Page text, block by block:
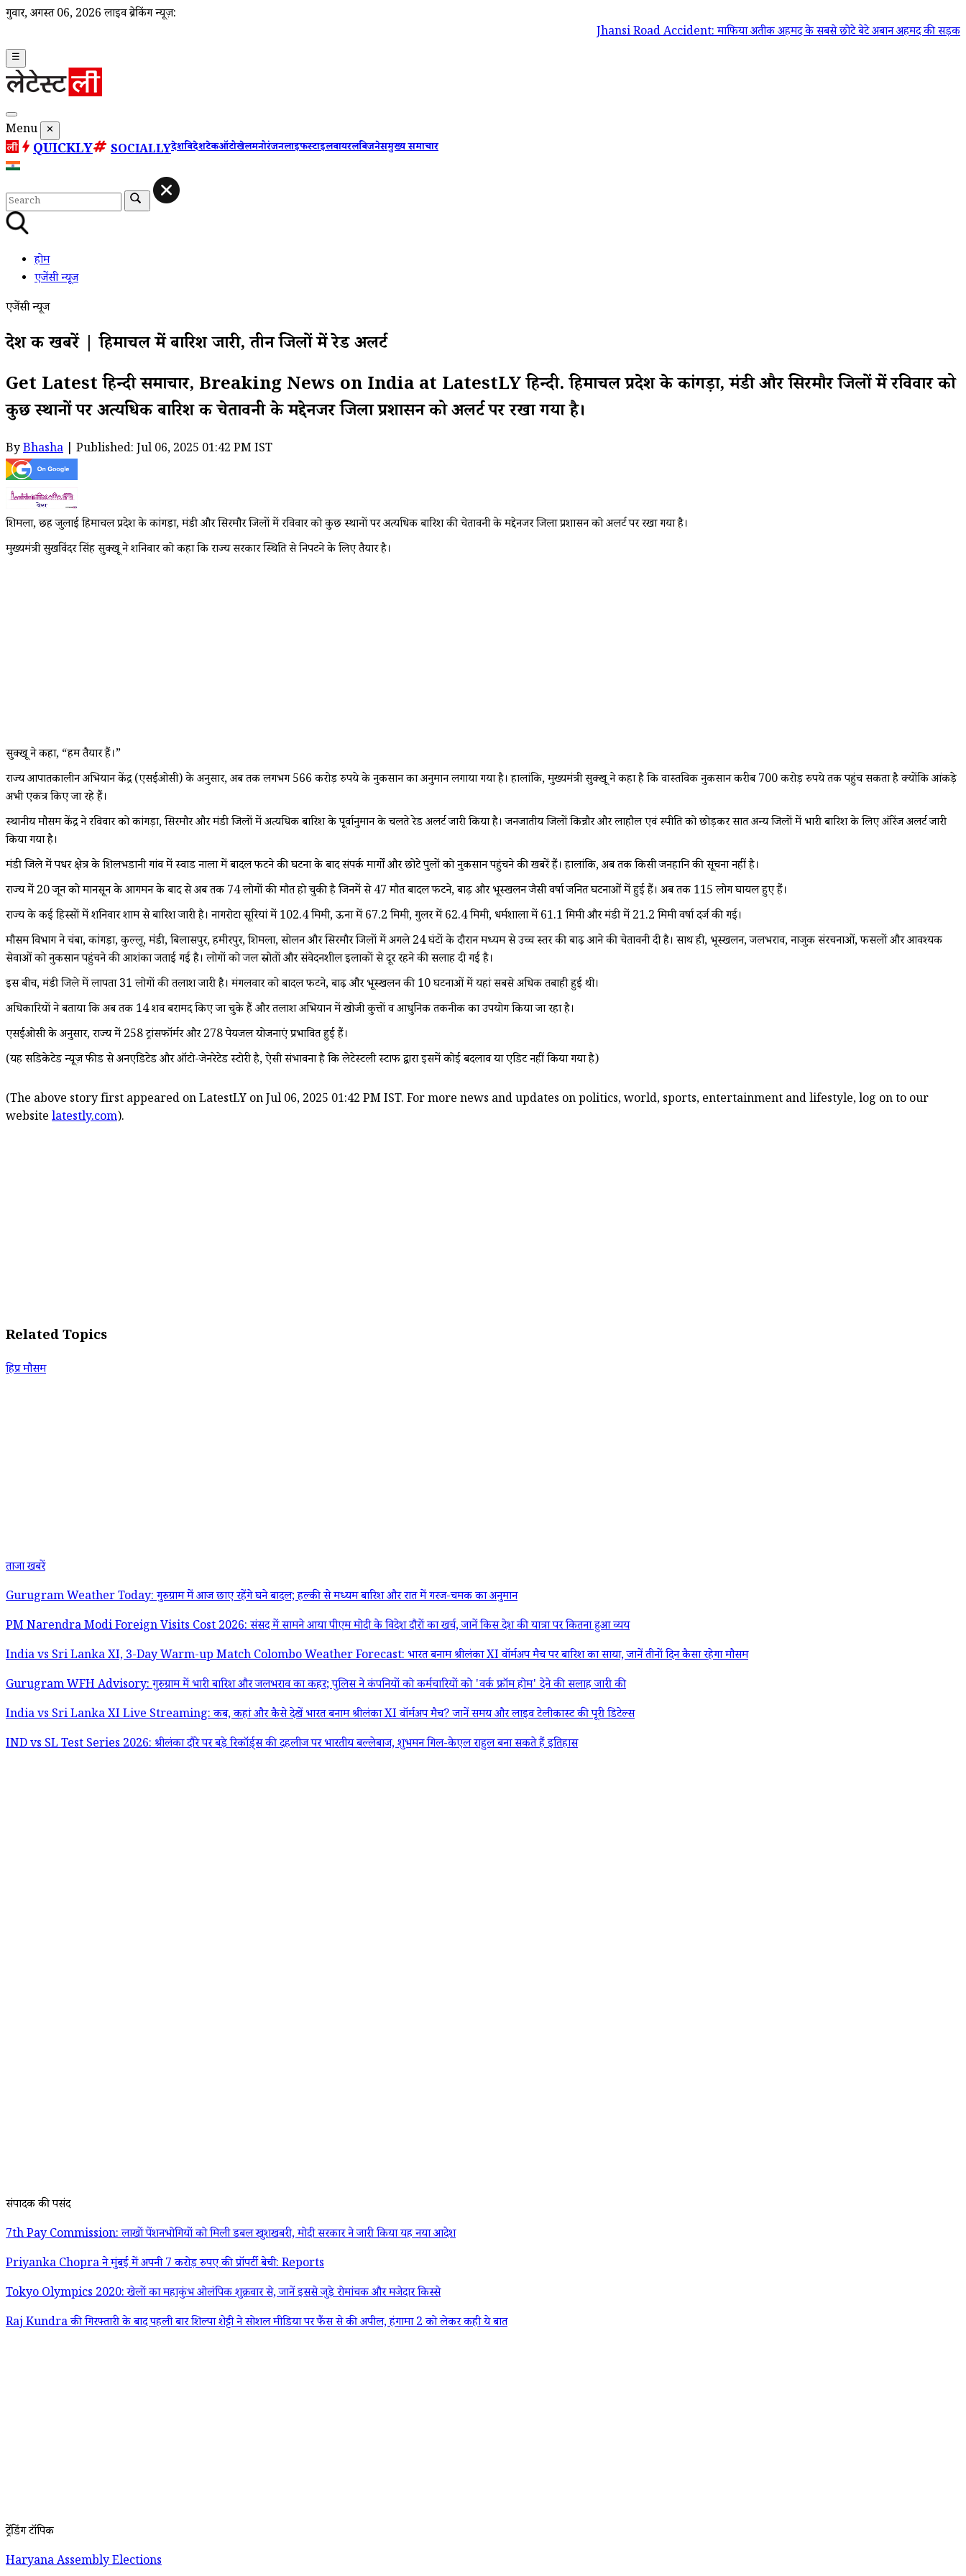
गुरूवार, अगस्त 06, 2026 लाइव ब्रेकिंग न्यूज़:
Jhansi Road Accident: माफिया अतीक अहमद के सबसे छोटे बेटे अबान अहमद की सड़क हादसे में
☰
Menu ✕
QUICKLY SOCIALLYदेशविदेशटेकऑटोखेलमनोरंजनलाइफस्टाइलवायरलबिजनेसमुख्य समाचार
होम
एजेंसी न्यूज
एजेंसी न्यूज
देश की खबरें | हिमाचल में बारिश जारी, तीन जिलों में रेड अलर्ट
Get Latest हिन्दी समाचार, Breaking News on India at LatestLY हिन्दी. हिमाचल प्रदेश के कांगड़ा, मंडी और सिरमौर जिलों में रविवार को
कुछ स्थानों पर अत्यधिक बारिश की चेतावनी के मद्देनजर जिला प्रशासन को अलर्ट पर रखा गया है।
ByBhasha | Published: Jul 06, 2025 01:42 PM IST
शिमला, छह जुलाई हिमाचल प्रदेश के कांगड़ा, मंडी और सिरमौर जिलों में रविवार को कुछ स्थानों पर अत्यधिक बारिश की चेतावनी के मद्देनजर जिला प्रशासन को अलर्ट पर रखा गया है।
मुख्यमंत्री सुखविंदर सिंह सुक्खू ने शनिवार को कहा कि राज्य सरकार स्थिति से निपटने के लिए तैयार है।
सुक्खू ने कहा, “हम तैयार हैं।”
राज्य आपातकालीन अभियान केंद्र (एसईओसी) के अनुसार, अब तक लगभग 566 करोड़ रुपये के नुकसान का अनुमान लगाया गया है। हालांकि, मुख्यमंत्री सुक्खू ने कहा है कि वास्तविक नुकसान करीब 700 करोड़ रुपये तक पहुंच सकता है क्योंकि आंकड़े
अभी एकत्र किए जा रहे हैं।
स्थानीय मौसम केंद्र ने रविवार को कांगड़ा, सिरमौर और मंडी जिलों में अत्यधिक बारिश के पूर्वानुमान के चलते रेड अलर्ट जारी किया है। जनजातीय जिलों किन्नौर और लाहौल एवं स्पीति को छोड़कर सात अन्य जिलों में भारी बारिश के लिए ऑरेंज अलर्ट जारी
किया गया है।
मंडी जिले में पधर क्षेत्र के शिलभडानी गांव में स्वाड नाला में बादल फटने की घटना के बाद संपर्क मार्गों और छोटे पुलों को नुकसान पहुंचने की खबरें हैं। हालांकि, अब तक किसी जनहानि की सूचना नहीं है।
राज्य में 20 जून को मानसून के आगमन के बाद से अब तक 74 लोगों की मौत हो चुकी है जिनमें से 47 मौत बादल फटने, बाढ़ और भूस्खलन जैसी वर्षा जनित घटनाओं में हुई हैं। अब तक 115 लोग घायल हुए हैं।
राज्य के कई हिस्सों में शनिवार शाम से बारिश जारी है। नागरोटा सूरियां में 102.4 मिमी, ऊना में 67.2 मिमी, गुलर में 62.4 मिमी, धर्मशाला में 61.1 मिमी और मंडी में 21.2 मिमी वर्षा दर्ज की गई।
मौसम विभाग ने चंबा, कांगड़ा, कुल्लू, मंडी, बिलासपुर, हमीरपुर, शिमला, सोलन और सिरमौर जिलों में अगले 24 घंटों के दौरान मध्यम से उच्च स्तर की बाढ़ आने की चेतावनी दी है। साथ ही, भूस्खलन, जलभराव, नाजुक संरचनाओं, फसलों और आवश्यक
सेवाओं को नुकसान पहुंचने की आशंका जताई गई है। लोगों को जल स्रोतों और संवेदनशील इलाकों से दूर रहने की सलाह दी गई है।
इस बीच, मंडी जिले में लापता 31 लोगों की तलाश जारी है। मंगलवार को बादल फटने, बाढ़ और भूस्खलन की 10 घटनाओं में यहां सबसे अधिक तबाही हुई थी।
अधिकारियों ने बताया कि अब तक 14 शव बरामद किए जा चुके हैं और तलाश अभियान में खोजी कुत्तों व आधुनिक तकनीक का उपयोग किया जा रहा है।
एसईओसी के अनुसार, राज्य में 258 ट्रांसफॉर्मर और 278 पेयजल योजनाएं प्रभावित हुई हैं।
(यह सिंडिकेटेड न्यूज़ फीड से अनएडिटेड और ऑटो-जेनरेटेड स्टोरी है, ऐसी संभावना है कि लेटेस्टली स्टाफ द्वारा इसमें कोई बदलाव या एडिट नहीं किया गया है)
(The above story first appeared on LatestLY on Jul 06, 2025 01:42 PM IST. For more news and updates on politics, world, sports, entertainment and lifestyle, log on to our
website latestly.com).
Related Topics
हिप्र मौसम
ताजा खबरें
Gurugram Weather Today: गुरुग्राम में आज छाए रहेंगे घने बादल; हल्की से मध्यम बारिश और रात में गरज-चमक का अनुमान
PM Narendra Modi Foreign Visits Cost 2026: संसद में सामने आया पीएम मोदी के विदेश दौरों का खर्च, जानें किस देश की यात्रा पर कितना हुआ व्यय
India vs Sri Lanka XI, 3-Day Warm-up Match Colombo Weather Forecast: भारत बनाम श्रीलंका XI वॉर्मअप मैच पर बारिश का साया, जानें तीनों दिन कैसा रहेगा मौसम
Gurugram WFH Advisory: गुरुग्राम में भारी बारिश और जलभराव का कहर; पुलिस ने कंपनियों को कर्मचारियों को 'वर्क फ्रॉम होम' देने की सलाह जारी की
India vs Sri Lanka XI Live Streaming: कब, कहां और कैसे देखें भारत बनाम श्रीलंका XI वॉर्मअप मैच? जानें समय और लाइव टेलीकास्ट की पूरी डिटेल्स
IND vs SL Test Series 2026: श्रीलंका दौरे पर बड़े रिकॉर्ड्स की दहलीज पर भारतीय बल्लेबाज, शुभमन गिल-केएल राहुल बना सकते हैं इतिहास
संपादक की पसंद
7th Pay Commission: लाखों पेंशनभोगियों को मिली डबल खुशखबरी, मोदी सरकार ने जारी किया यह नया आदेश
Priyanka Chopra ने मुंबई में अपनी 7 करोड़ रुपए की प्रॉपर्टी बेची: Reports
Tokyo Olympics 2020: खेलों का महाकुंभ ओलंपिक शुक्रवार से, जानें इससे जुड़े रोमांचक और मजेदार किस्से
Raj Kundra की गिरफ्तारी के बाद पहली बार शिल्पा शेट्टी ने सोशल मीडिया पर फैंस से की अपील, हंगामा 2 को लेकर कही ये बात
ट्रेंडिंग टॉपिक
Haryana Assembly Elections